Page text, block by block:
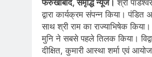
फर्रुखाबाद, समृद्धि न्यूज। श्री
द्वारा कार्यक्रम संपन्न किया। पंडित
साथ श्री राम का राज्याभिषेक
मुनि ने सबसे पहले तिलक किया।
दीक्षित, कुमारी आस्था शर्मा एवं